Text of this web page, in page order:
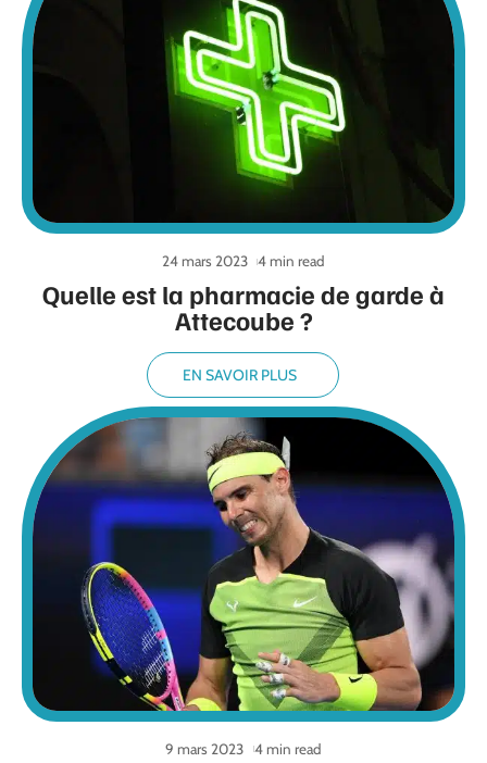
Quelle est la pharmacie de garde à
Attecoube ?
24 mars 2023 4 min read
EN SAVOIR PLUS
9 mars 2023 4 min read